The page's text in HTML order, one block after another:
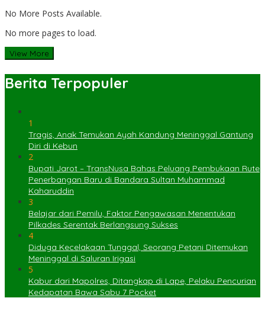
No More Posts Available.
No more pages to load.
View More
Berita Terpopuler
1
Tragis, Anak Temukan Ayah Kandung Meninggal Gantung
Diri di Kebun
2
Bupati Jarot – TransNusa Bahas Peluang Pembukaan Rute
Penerbangan Baru di Bandara Sultan Muhammad
Kaharuddin
3
Belajar dari Pemilu, Faktor Pengawasan Menentukan
Pilkades Serentak Berlangsung Sukses
4
Diduga Kecelakaan Tunggal, Seorang Petani Ditemukan
Meninggal di Saluran Irigasi
5
Kabur dari Mapolres, Ditangkap di Lape, Pelaku Pencurian
Kedapatan Bawa Sabu 7 Pocket